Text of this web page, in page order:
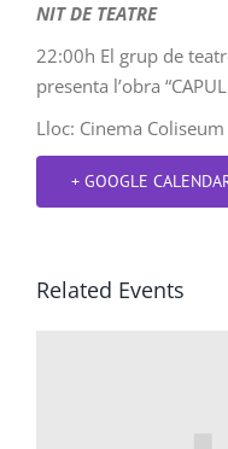
NIT DE TEATRE
22:00h El grup de
presenta l’obra
Lloc: Cinema
+ GOOGLE
Related Events